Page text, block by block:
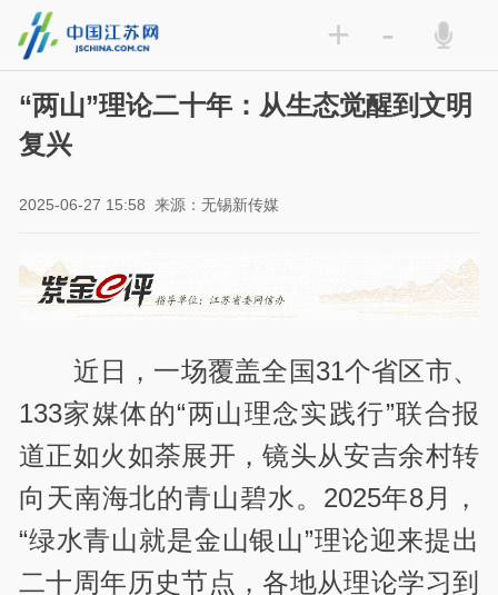
+ -
“两山”理论二十年：从生态觉醒到文明
复兴
2025-06-27 15:58 来源：无锡新传媒
近日，一场覆盖全国31个省区市、
133家媒体的“两山理念实践行”联合报
道正如火如荼展开，镜头从安吉余村转
向天南海北的青山碧水。2025年8月，
“绿水青山就是金山银山”理论迎来提出
二十周年历史节点，各地从理论学习到